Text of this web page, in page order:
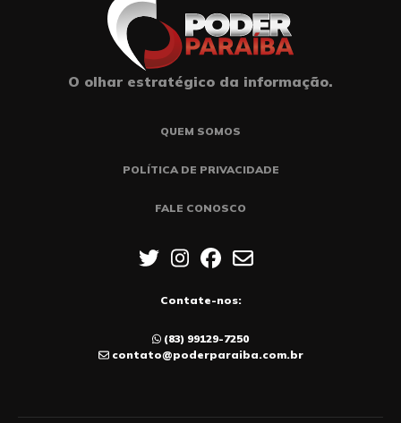
O olhar estratégico da informação.
QUEM SOMOS
POLÍTICA DE PRIVACIDADE
FALE CONOSCO
Contate-nos:
(83) 99129-7250
contato@poderparaiba.com.br